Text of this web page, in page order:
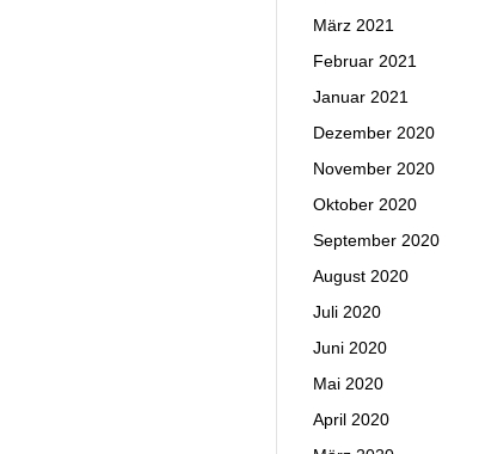
März 2021
Februar 2021
Januar 2021
Dezember 2020
November 2020
Oktober 2020
September 2020
August 2020
Juli 2020
Juni 2020
Mai 2020
April 2020